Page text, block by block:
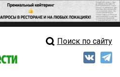
Свежий выпускПоиск по сайту